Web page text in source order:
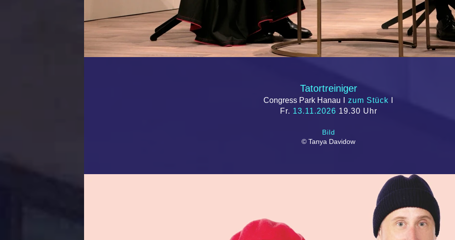
Tatortreiniger
Congress Park Hanau zum Stück
Fr. 13.11.2026 19.30 Uhr
Bild
© Tanya Davidow